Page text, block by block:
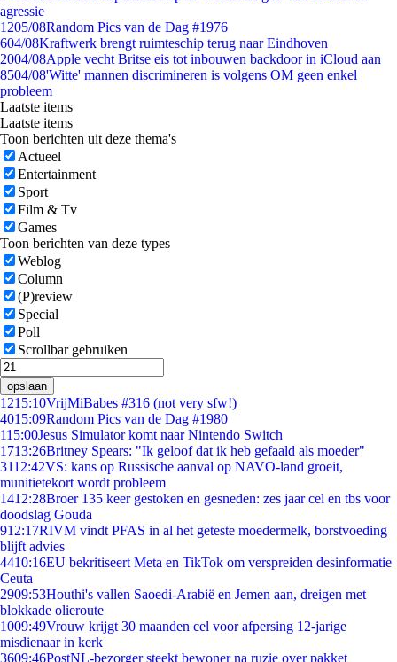
agressie
1205/08Random Pics van de Dag #1976
604/08Kraftwerk brengt ruimteschip terug naar Eindhoven
2004/08Apple vecht Britse eis tot inbouwen backdoor in iCloud aan
8504/08'Witte' mannen discrimineren is volgens OM geen enkel
probleem
Laatste items
Laatste items
Toon berichten uit deze thema's
Actueel
Entertainment
Sport
Film & Tv
Games
Toon berichten van deze types
Weblog
Column
(P)review
Special
Poll
Scrollbar gebruiken
opslaan
1215:10VrijMiBabes #316 (not very sfw!)
4015:09Random Pics van de Dag #1980
115:00Jesus Simulator komt naar Nintendo Switch
1713:26Britney Spears: "Ik geloof dat ik heb gefaald als moeder"
3112:42VS: kans op Russische aanval op NAVO-land groeit,
munitietekort wordt probleem
1412:28Broer 135 keer gestoken en gesneden: zes jaar cel en tbs voor
doodslag Gouda
912:17RIVM vindt PFAS in al het geteste moedermelk, borstvoeding
blijft advies
4410:16EU bekritiseert Meta en TikTok om verspreiden desinformatie
Ceuta
2909:53Houthi's vallen Saoedi-Arabië en Jemen aan, dreigen met
blokkade olieroute
1009:49Vrouw krijgt 30 maanden cel voor afpersing 12-jarige
misdienaar in kerk
3609:46PostNL-bezorger steekt bewoner na ruzie over pakket